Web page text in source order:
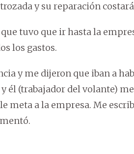
y su reparación
tuvo que ir hasta la
los gastos.
y me dijeron que iban a
(trabajador del volante) me
meta a la empresa. Me